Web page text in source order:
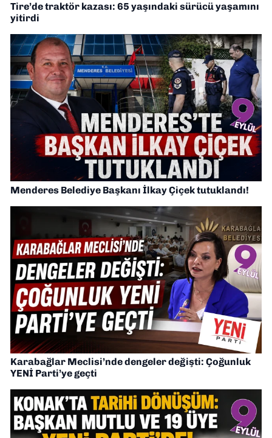
Tire’de traktör kazası: 65 yaşındaki sürücü yaşamını
yitirdi
Menderes Belediye Başkanı İlkay Çiçek tutuklandı!
Karabağlar Meclisi’nde dengeler değişti: Çoğunluk
YENİ Parti’ye geçti